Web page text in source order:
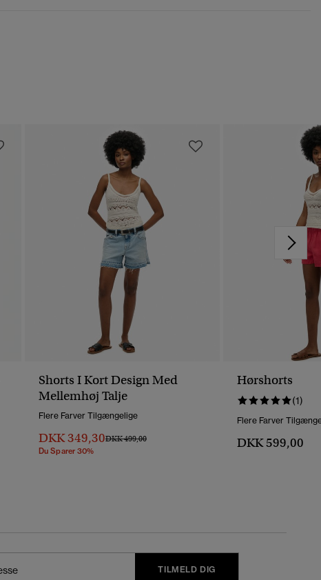
Shorts I Kort Design Med
Mellemhøj Talje
Flere Farver Tilgængelige
DKK 349,30Pris Nedsat Fra
DKK 499,00Til
Du Sparer 30%
Hørshorts
(1)
Flere Farver
DKK 599,00
TILMELD DIG